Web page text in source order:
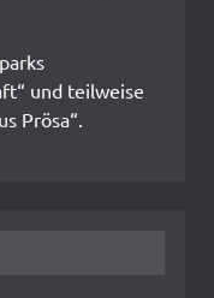
und teilweise
Prösa“.